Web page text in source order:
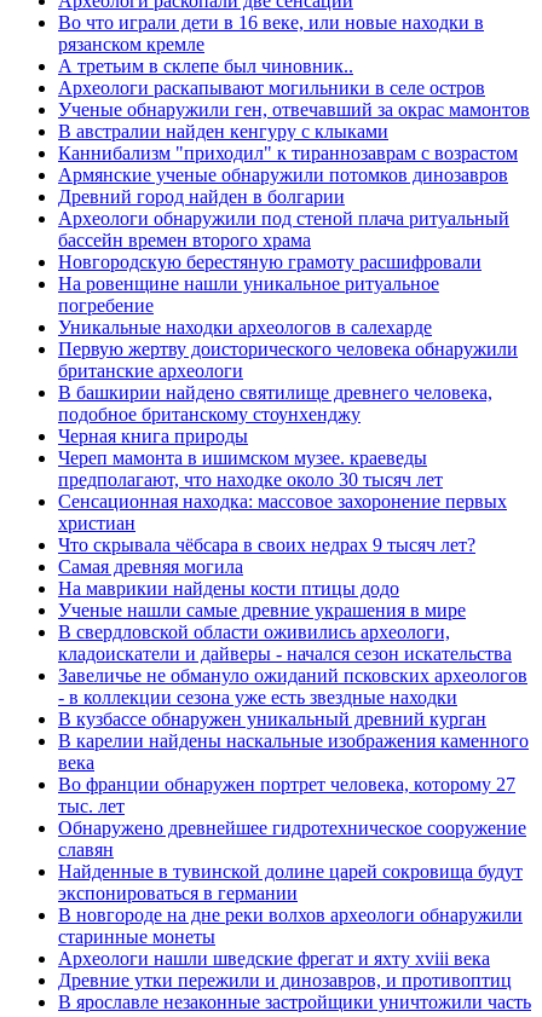
Во что играли дети в 16 веке, или новые находки в
рязанском кремле
А третьим в склепе был чиновник..
Археологи раскапывают могильники в селе остров
Ученые обнаружили ген, отвечавший за окрас мамонтов
В австралии найден кенгуру с клыками
Каннибализм "приходил" к тираннозаврам с возрастом
Армянские ученые обнаружили потомков динозавров
Древний город найден в болгарии
Археологи обнаружили под стеной плача ритуальный
бассейн времен второго храма
Новгородскую берестяную грамоту расшифровали
На ровенщине нашли уникальное ритуальное
погребение
Уникальные находки археологов в салехарде
Первую жертву доисторического человека обнаружили
британские археологи
В башкирии найдено святилище древнего человека,
подобное британскому стоунхенджу
Черная книга природы
Череп мамонта в ишимском музее. краеведы
предполагают, что находке около 30 тысяч лет
Сенсационная находка: массовое захоронение первых
христиан
Что скрывала чёбсара в своих недрах 9 тысяч лет?
Самая древняя могила
На маврикии найдены кости птицы додо
Ученые нашли самые древние украшения в мире
В свердловской области оживились археологи,
кладоискатели и дайверы - начался сезон искательства
Завеличье не обмануло ожиданий псковских археологов
- в коллекции сезона уже есть звездные находки
В кузбассе обнаружен уникальный древний курган
В карелии найдены наскальные изображения каменного
века
Во франции обнаружен портрет человека, которому 27
тыс. лет
Обнаружено древнейшее гидротехническое сооружение
славян
Найденные в тувинской долине царей сокровища будут
экспонироваться в германии
В новгороде на дне реки волхов археологи обнаружили
старинные монеты
Археологи нашли шведские фрегат и яхту xviii века
Древние утки пережили и динозавров, и противоптиц
В ярославле незаконные застройщики уничтожили часть